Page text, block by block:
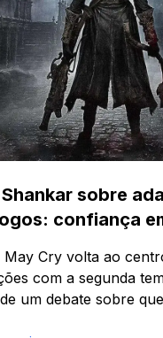
sobre
confiança
May Cry volta ao
com a segunda
um debate sobre